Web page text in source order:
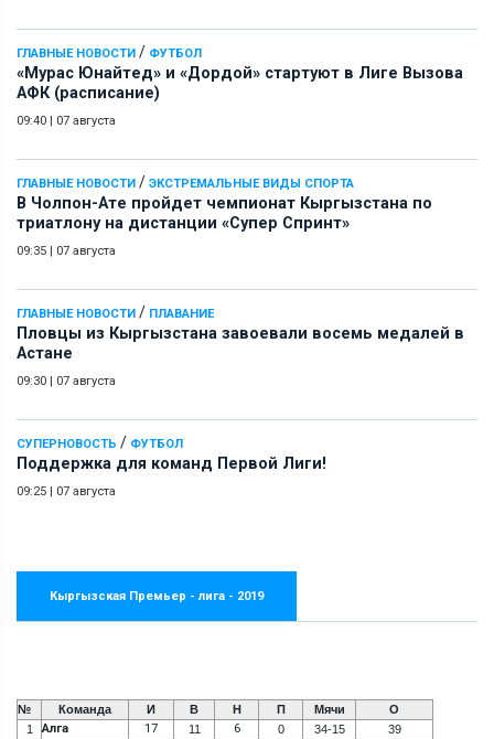
ГЛАВНЫЕ НОВОСТИ / ФУТБОЛ
«Мурас Юнайтед» и «Дордой» стартуют в Лиге Вызова
АФК (расписание)
09:40 | 07 августа
ГЛАВНЫЕ НОВОСТИ / ЭКСТРЕМАЛЬНЫЕ ВИДЫ СПОРТА
В Чолпон-Ате пройдет чемпионат Кыргызстана по
триатлону на дистанции «Супер Спринт»
09:35 | 07 августа
ГЛАВНЫЕ НОВОСТИ / ПЛАВАНИЕ
Пловцы из Кыргызстана завоевали восемь медалей в
Астане
09:30 | 07 августа
СУПЕРНОВОСТЬ / ФУТБОЛ
Поддержка для команд Первой Лиги!
09:25 | 07 августа
Кыргызская Премьер - лига - 2019
№ Команда И В Н П Мячи
О
1
Алга 17 11 6 0 34-15 39